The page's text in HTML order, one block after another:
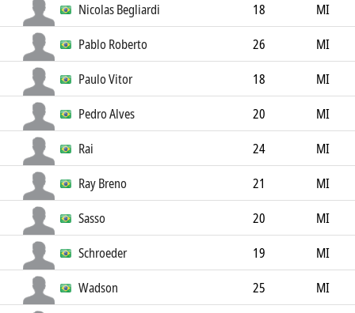
Nicolas Begliardi
18
MI
Pablo Roberto
26
MI
Paulo Vitor
18
MI
Pedro Alves
20
MI
Rai
24
MI
Ray Breno
21
MI
Sasso
20
MI
Schroeder
19
MI
Wadson
25
MI